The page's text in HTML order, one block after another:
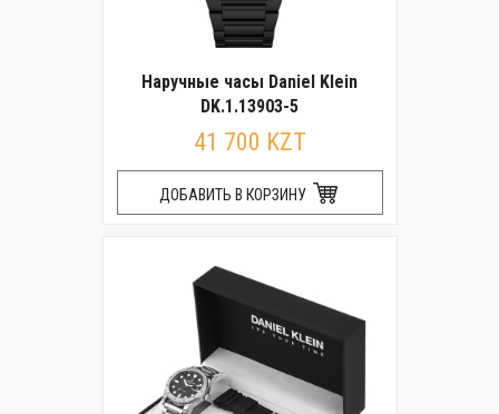
Наручные часы Daniel Klein
DK.1.13903-5
41 700 KZT
ДОБАВИТЬ В КОРЗИНУ